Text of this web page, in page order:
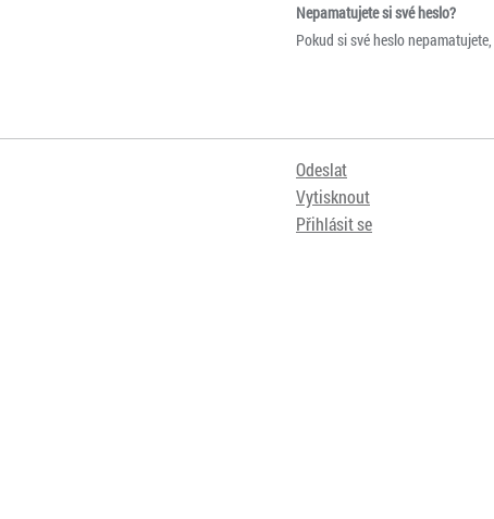
Nepamatujete si své heslo?
Pokud si své heslo nepamatujete,
Odeslat
Vytisknout
Přihlásit se